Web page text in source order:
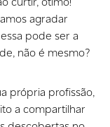
agradar
pode ser a
não é mesmo?
própria profissão,
a compartilhar